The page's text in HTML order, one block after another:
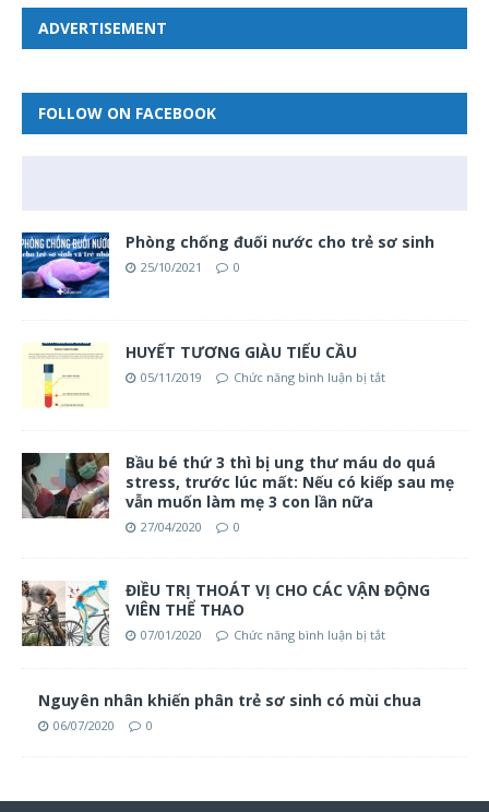
ADVERTISEMENT
FOLLOW ON FACEBOOK
Phòng chống đuối nước cho trẻ sơ sinh
25/10/2021 0
HUYẾT TƯƠNG GIÀU TIỂU CẦU
05/11/2019 Chức năng bình luận bị tắt
Bầu bé thứ 3 thì bị ung thư máu do quá
stress, trước lúc mất: Nếu có kiếp sau mẹ
vẫn muốn làm mẹ 3 con lần nữa
27/04/2020 0
ĐIỀU TRỊ THOÁT VỊ CHO CÁC VẬN ĐỘNG
VIÊN THỂ THAO
07/01/2020 Chức năng bình luận bị tắt
Nguyên nhân khiến phân trẻ sơ sinh có mùi chua
06/07/2020 0